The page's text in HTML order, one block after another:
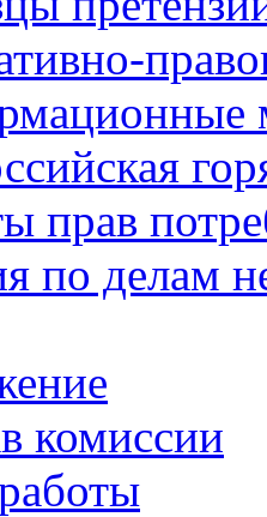
прав
по делам
комиссии